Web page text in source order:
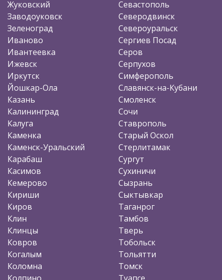
Жуковский
Заводоуковск
Зеленоград
Иваново
Ивантеевка
Ижевск
Иркутск
Йошкар-Ола
Казань
Калининград
Калуга
Каменка
Каменск-Уральский
Карабаш
Касимов
Кемерово
Кириши
Киров
Клин
Клинцы
Ковров
Когалым
Коломна
Колпино
Севастополь
Северодвинск
Североуральск
Сергиев Посад
Серов
Серпухов
Симферополь
Славянск-на-Кубани
Смоленск
Сочи
Ставрополь
Старый Оскол
Стерлитамак
Сургут
Сухиничи
Сызрань
Сыктывкар
Таганрог
Тамбов
Тверь
Тобольск
Тольятти
Томск
Туапсе